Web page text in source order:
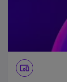
devices_other